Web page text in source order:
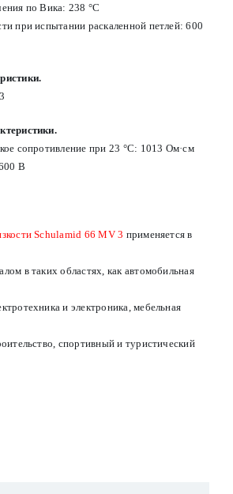
по Вика: 238 °С
при испытании раскаленной петлей: 600
сопротивление при 23 °С: 1013 Ом·см
В
Schulamid 66 MV 3 применяется в
в таких областях, как автомобильная
и электроника, мебельная
спортивный и туристический